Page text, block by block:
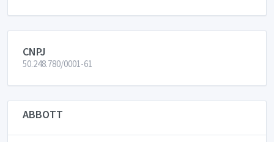
CNPJ
50.248.780/0001-61
ABBOTT